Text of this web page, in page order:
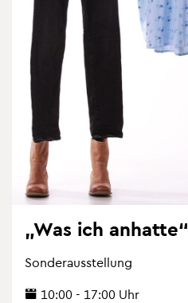
„Was ich an­hat­te“
Son­der­aus­stel­lung
10:00 - 17:00 Uhr